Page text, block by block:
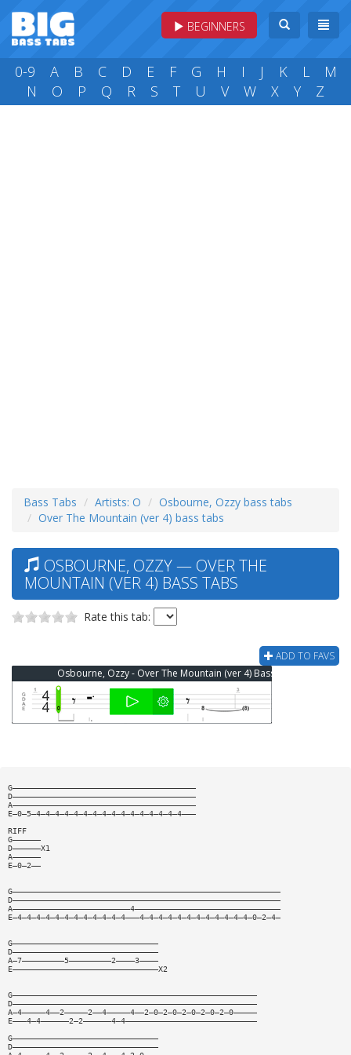
BEGINNERS
0-9 A B C D E F G H I J K L
M
N
O P Q R S T U V W X Y Z
Bass Tabs Artists: O
Osbourne, Ozzy bass tabs
Over The Mountain (ver 4) bass tabs
OSBOURNE, OZZY — OVER THE
MOUNTAIN (VER 4) BASS TABS
Rate this tab:
ADD TO FAVS
Osbourne, Ozzy - Over The Mountain (ver 4) Bass Tab
G———————————————————————————————————————
D———————————————————————————————————————
A———————————————————————————————————————
E—0—5—4—4—4—4—4—4—4—4—4—4—4—4—4—4—4—4———
RIFF
G——————
D——————X1
A——————
E—0—2——
G—————————————————————————————————————————————————————————
D—————————————————————————————————————————————————————————
A—————————————————————————4———————————————————————————————
E—4—4—4—4—4—4—4—4—4—4—4—4———4—4—4—4—4—4—4—4—4—4—4—4—0—2—4—
G———————————————————————————————
D———————————————————————————————
A—7—————————5—————————2————3————
E———————————————————————————————X2
G————————————————————————————————————————————————————
D————————————————————————————————————————————————————
A—4—————4——2—————2——4—————4——2—0—2—0—2—0—2—0—2—0—————
E———4—4——————2—2——————4—4————————————————————————————
G———————————————————————————————
D———————————————————————————————